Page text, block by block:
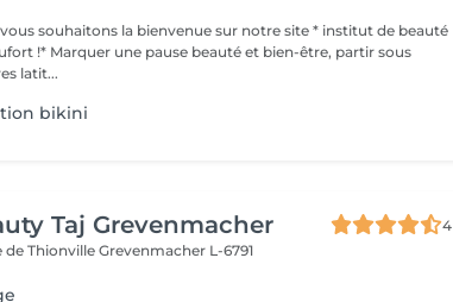
souhaitons la bienvenue sur notre site * institut de beauté
beauté et bien-être, partir sous
latit...
bikini
Taj Grevenmacher
4
de ThionvilleGrevenmacher L-6791